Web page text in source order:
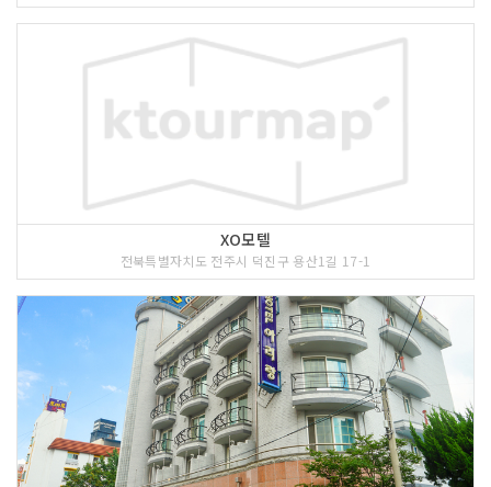
XO모텔
전북특별자치도 전주시 덕진구 용산1길 17-1